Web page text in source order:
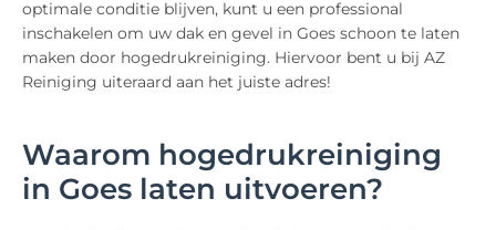
optimale conditie blijven, kunt u een professional
inschakelen om uw dak en gevel in Goes schoon te laten
maken door hogedrukreiniging. Hiervoor bent u bij AZ
Reiniging uiteraard aan het juiste adres!
Waarom hogedrukreiniging
in Goes laten uitvoeren?